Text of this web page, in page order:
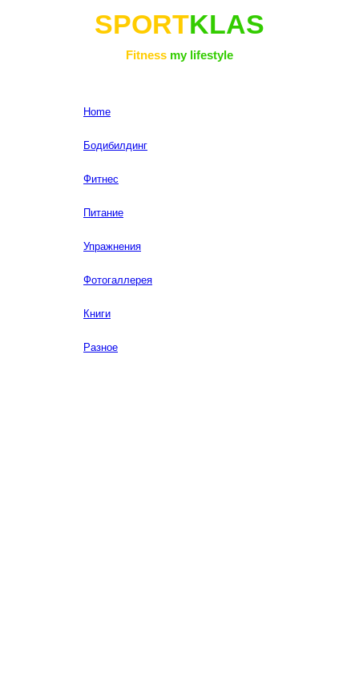
SPORTKLAS
Fitness my lifestyle
Home
Бодибилдинг
Фитнес
Питание
Упражнения
Фотогаллерея
Книги
Разное